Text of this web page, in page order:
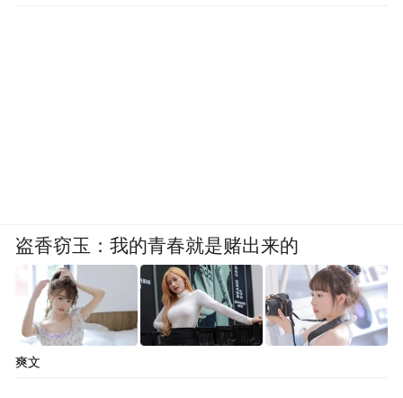
盗香窃玉：我的青春就是赌出来的
爽文